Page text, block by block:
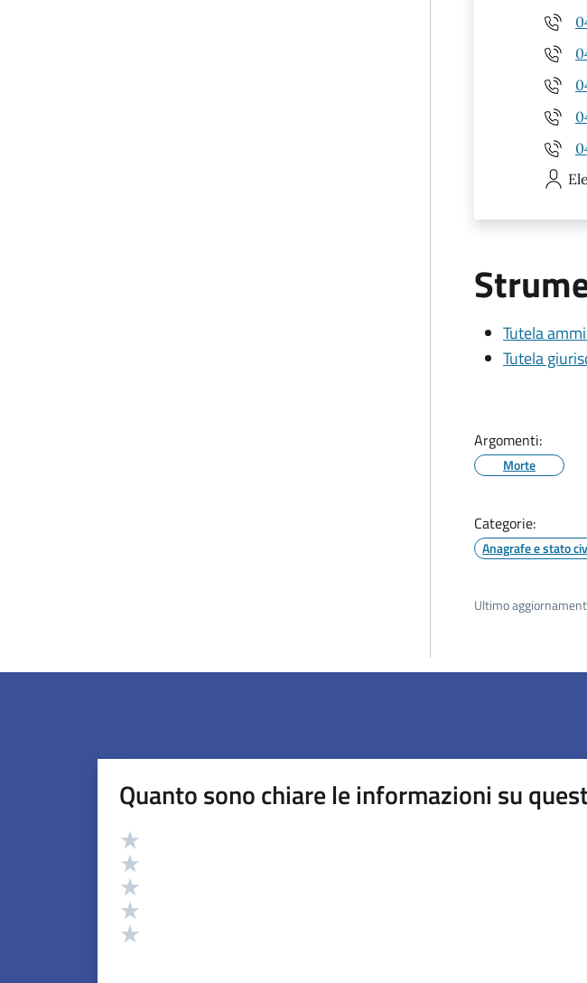
Tutela
Tutela
Argomenti:
Morte
Categorie:
Anagrafe e stato
Ultimo
Quanto sono chiare le informazioni su
Valutazione